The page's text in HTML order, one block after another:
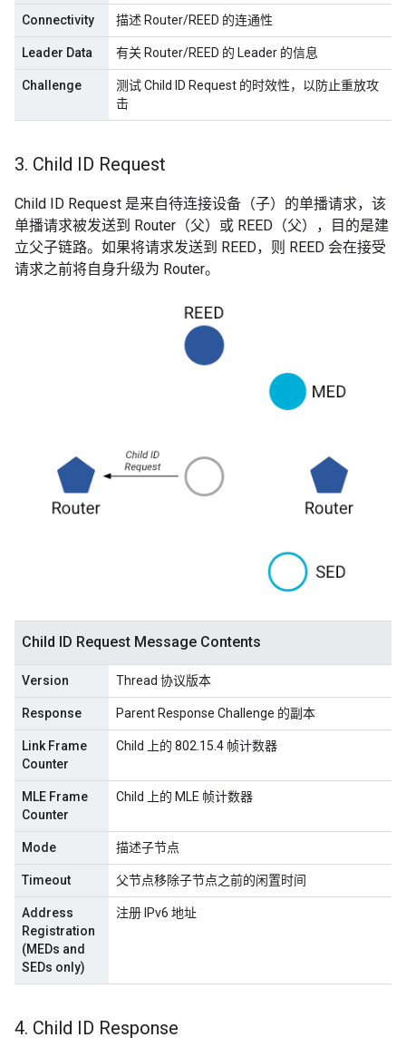
Connectivity 描述 Router/REED 的连通性
Leader Data 有关 Router/REED 的 Leader 的信息
Challenge
测试 Child ID Request 的时效性，以防止重放攻
击
3. Child ID Request
Child ID Request 是来自待连接设备（子）的单播请求，该
单播请求被发送到 Router（父）或 REED（父），目的是建
立父子链路。如果将请求发送到 REED，则 REED 会在接受
请求之前将自身升级为 Router。
Child ID Request Message Contents
Version Thread 协议版本
Response Parent Response Challenge 的副本
Link Frame
Counter
Child 上的 802.15.4 帧计数器
MLE Frame
Counter
Child 上的 MLE 帧计数器
Mode 描述子节点
Timeout 父节点移除子节点之前的闲置时间
Address
Registration
(MEDs and
SEDs only)
注册 IPv6 地址
4. Child ID Response